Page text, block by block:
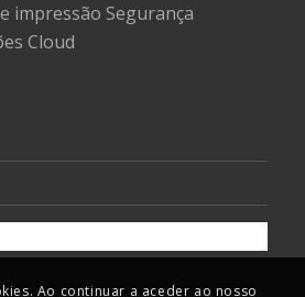
impressão Segurança
Cloud
Ao continuar a aceder ao nosso